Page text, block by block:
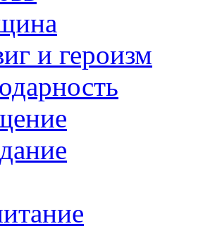
и героизм